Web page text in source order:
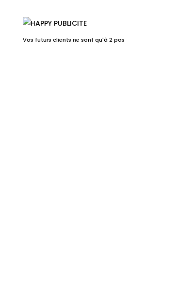
Vos futurs clients ne sont qu'à 2 pas